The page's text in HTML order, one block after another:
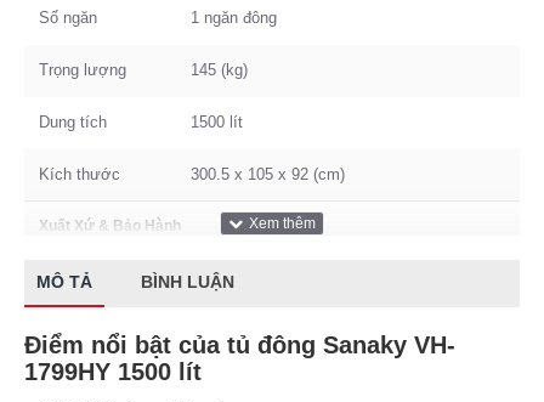
Số ngăn 1 ngăn đông
Trọng lượng 145 (kg)
Dung tích 1500 lít
Kích thước 300.5 x 105 x 92 (cm)
Xuất Xứ & Bảo Hành
Bảo hành 24 tháng
Thông số tủ mát
Gas R290a
MÔ TẢ BÌNH LUẬN
Điểm nổi bật của tủ đông Sanaky VH-
1799HY 1500 lít